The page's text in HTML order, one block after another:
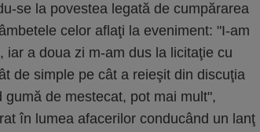
se la povestea legată de cumpărarea
celor aflaţi la eveniment: "I-am
iar a doua zi m-am dus la licitaţie cu
de simple pe cât a reieşit din discuţia
de mestecat, pot mai mult",
în lumea afacerilor conducând un lanţ